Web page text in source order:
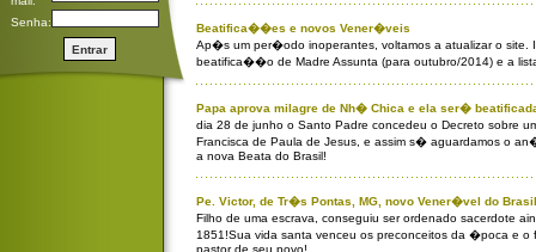
Senha:
Beatifica��es e novos Vener�veis
Ap�s um per�odo inoperantes, voltamos a atualizar o
beatifica��o de Madre Assunta (para outubro/2014) e a
Papa aprova milagre de Nh� Chica e ela ser�
dia 28 de junho o Santo Padre concedeu o Decreto sobre
Francisca de Paula de Jesus, e assim s� aguardamos o
a nova Beata do Brasil!
Pe. Victor, de Tr�s Pontas, MG, novo Vener�vel do
Filho de uma escrava, conseguiu ser ordenado sacerdote
1851!Sua vida santa venceu os preconceitos da �poca e o
pastor de seu povo!